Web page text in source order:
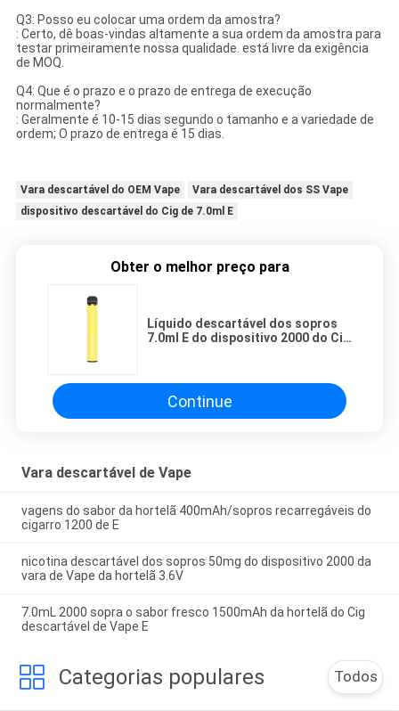
Q3: Posso eu colocar uma ordem da amostra?
: Certo, dê boas-vindas altamente a sua ordem da amostra para
testar primeiramente nossa qualidade. está livre da exigência
de MOQ.
Q4: Que é o prazo e o prazo de entrega de execução
normalmente?
: Geralmente é 10-15 dias segundo o tamanho e a variedade de
ordem; O prazo de entrega é 15 dias.
Vara descartável do OEM Vape
Vara descartável dos SS Vape
dispositivo descartável do Cig de 7.0ml E
Obter o melhor preço para
Líquido descartável dos sopros
7.0ml E do dispositivo 2000 do Cig
Continue
Vara descartável de Vape
vagens do sabor da hortelã 400mAh/sopros recarregáveis do
cigarro 1200 de E
nicotina descartável dos sopros 50mg do dispositivo 2000 da
vara de Vape da hortelã 3.6V
7.0mL 2000 sopra o sabor fresco 1500mAh da hortelã do Cig
descartável de Vape E
Categorias populares Todos